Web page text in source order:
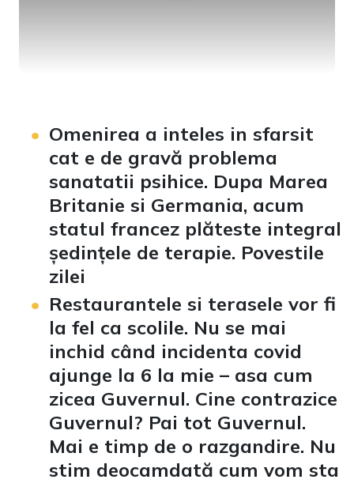
Omenirea a inteles in sfarsit
cat e de gravă problema
sanatatii psihice. Dupa Marea
Britanie si Germania, acum
statul francez plăteste integral
ședințele de terapie. Povestile
zilei
Restaurantele si terasele vor fi
la fel ca scolile. Nu se mai
inchid când incidenta covid
ajunge la 6 la mie – asa cum
zicea Guvernul. Cine contrazice
Guvernul? Pai tot Guvernul.
Mai e timp de o razgandire. Nu
stim deocamdată cum vom sta